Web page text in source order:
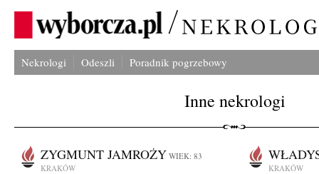
Nekrologi Odeszli Poradnik pogrzebowy
Inne nekrologi
ZYGMUNT JAMROŻY WIEK: 83
KRAKÓW
KRAKÓW